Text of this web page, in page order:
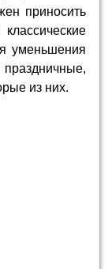
приносить
уменьшения
из них.